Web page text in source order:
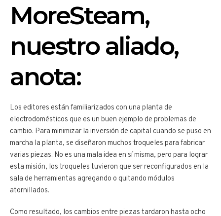
MoreSteam,
nuestro aliado,
anota:
Los editores están familiarizados con una planta de
electrodomésticos que es un buen ejemplo de problemas de
cambio. Para minimizar la inversión de capital cuando se puso en
marcha la planta, se diseñaron muchos troqueles para fabricar
varias piezas. No es una mala idea en sí misma, pero para lograr
esta misión, los troqueles tuvieron que ser reconfigurados en la
sala de herramientas agregando o quitando módulos
atornillados.
Como resultado, los cambios entre piezas tardaron hasta ocho